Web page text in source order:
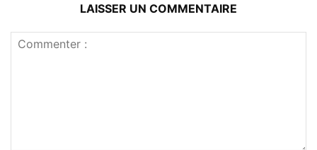
LAISSER UN COMMENTAIRE